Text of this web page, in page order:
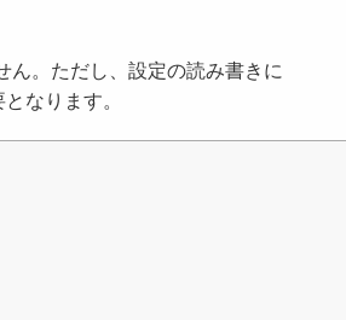
ん。ただし、設定の読み書きに
なります。